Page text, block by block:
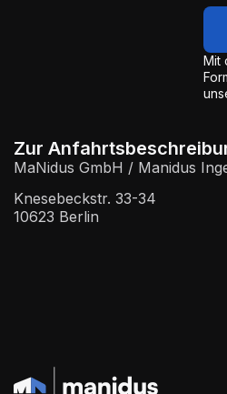
Mit
Zur
MaNidus GmbH / Manidus
Knesebeckstr. 33-34
10623 Berlin